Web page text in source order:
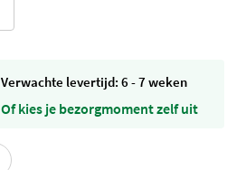
Verwachte levertijd: 6 - 7 weken
Of kies je bezorgmoment zelf uit